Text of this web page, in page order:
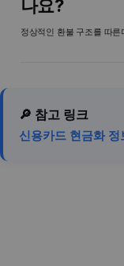
나요?
정상적인 환불 구조를 따
🔎 참고 링크
신용카드 현금화 정